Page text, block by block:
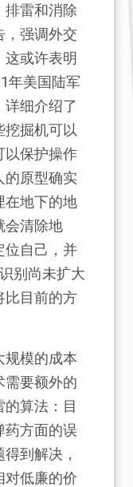
排雷和消除
，强调外交
或许表明
年美国陆军
详细介绍了
挖掘机可以
以保护操作
的原型确实
在地下的地
会清除地
位自己，并
别尚未扩大
比目前的方
规模的成本
需要额外的
算法：目
药方面的误
到解决，
对低廉的价